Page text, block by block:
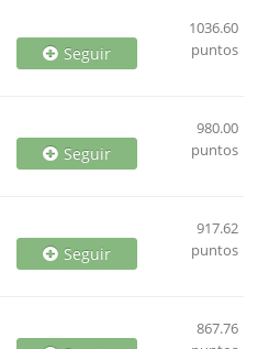
Seguir
1036.60
puntos
Seguir
980.00
puntos
Seguir
917.62
puntos
867.76